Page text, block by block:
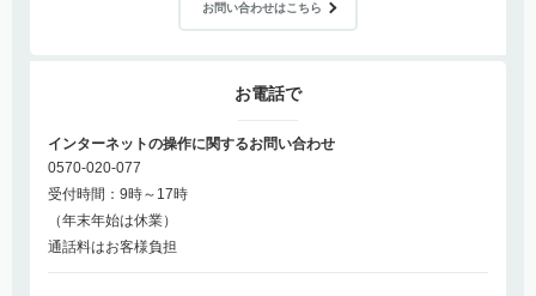
お問い合わせはこちら
お電話で
インターネットの操作に関するお問い合わせ
0570-020-077
受付時間：9時～17時
（年末年始は休業）
通話料はお客様負担